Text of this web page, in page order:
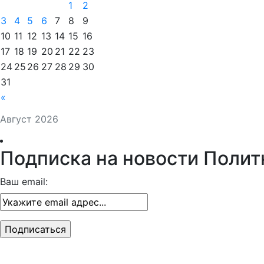
Август 2026
«
1
2
3
4 5 6 7 8
9
10 11 12 13 14 15 16
17 18 19 20 21 22 23
24 25 26 27 28 29 30
31
Подписка на новости
Ваш email: